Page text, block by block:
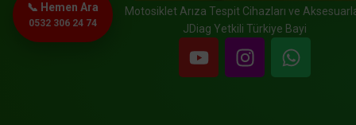
Motosiklet Arıza Tespit Cihazları ve
JDiag Yetkili Türkiye Bayi
📞 Hemen Ara
0532 306 24 74